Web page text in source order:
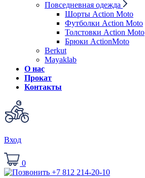
Повседневная одежда
Шорты Action Moto
Футболки Action Moto
Толстовки Action Moto
Брюки ActionMoto
Berkut
Mayaklab
О нас
Прокат
Контакты
Вход
0